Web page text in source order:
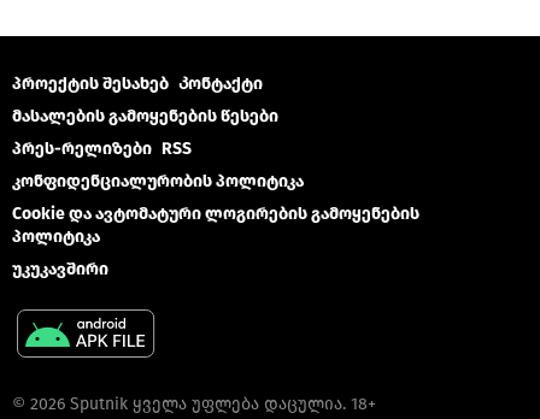
პროექტის შესახებ Კონტაქტი
მასალების გამოყენების წესები
პრეს-რელიზები RSS
კონფიდენციალურობის პოლიტიკა
Cookie და ავტომატური ლოგირების გამოყენების
პოლიტიკა
უკუკავშირი
© 2026 Sputnik ყველა უფლება დაცულია. 18+